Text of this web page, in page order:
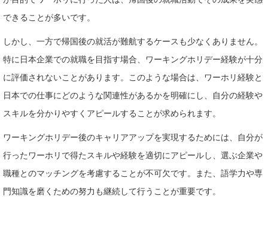
できることが多いです。
しかし、一方で帰国後の就活が難航するケースも少なくありません。
特に日本企業での就職を目指す場合、ワーキングホリデー経験が十分
に評価されないことがあります。このような場合は、ワーホリ経験と
日本での仕事にどのような関連性があるかを明確にし、自分の経験や
スキルを分かりやすくアピールすることが求められます。
ワーキングホリデー後のキャリアアップを実現するためには、自分が
行ったワーホリで得たスキルや経験を適切にアピールし、選ぶ企業や
職種とのマッチングを考慮することが不可欠です。また、語学力や専
門知識を磨くための努力も継続して行うことが重要です。